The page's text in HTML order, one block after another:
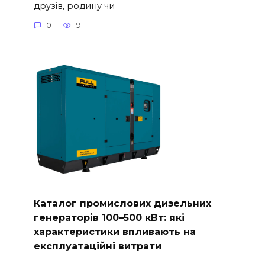
друзів, родину чи
0 9
Каталог промислових дизельних
генераторів 100–500 кВт: які
характеристики впливають на
експлуатаційні витрати